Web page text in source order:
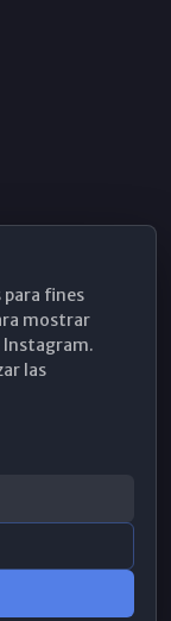
fines
mostrar
Instagram.
las